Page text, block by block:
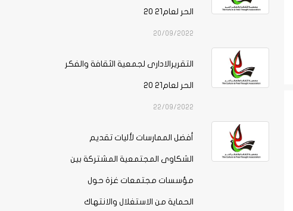
الحر لعام21 20
20/09/2022
التقريرالادارى لجمعية الثقافة والفكر
الحر لعام21 20
22/09/2022
أفضل الممارسات لأليات تقديم
الشكاوى المجتمعية المشتركة بين
مؤسسات مجتمعات غزة حول
الحماية من الاستغلال والانتهاك